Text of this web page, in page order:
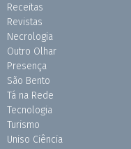
Receitas
Revistas
Necrologia
Outro Olhar
Presença
São Bento
Tá na Rede
Tecnologia
Turismo
Uniso Ciência